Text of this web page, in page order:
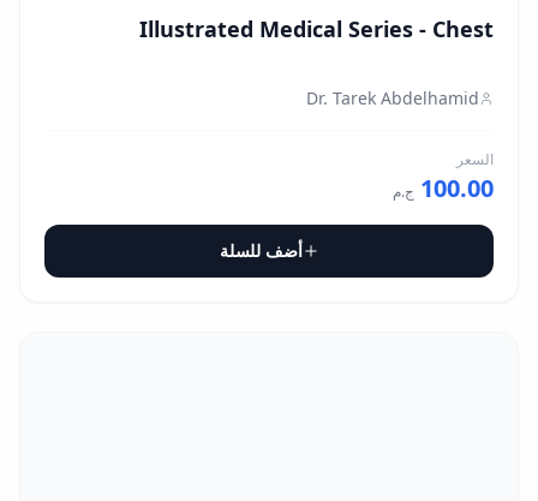
Illustrated Medical Series - Chest
Dr. Tarek Abdelhamid
السعر
100.00 ج.م
أضف للسلة